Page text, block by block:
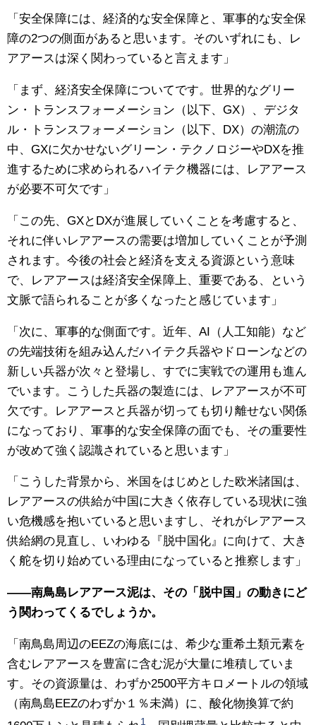
「安全保障には、経済的な安全保障と、軍事的な安全保
障の2つの側面があると思います。そのいずれにも、レ
アアースは深く関わっていると言えます」
「まず、経済安全保障についてです。世界的なグリー
ン・トランスフォーメーション（以下、GX）、デジタ
ル・トランスフォーメーション（以下、DX）の潮流の
中、GXに欠かせないグリーン・テクノロジーやDXを推
進するために求められるハイテク機器には、レアアース
が必要不可欠です」
「この先、GXとDXが進展していくことを考慮すると、
それに伴いレアアースの需要は増加していくことが予測
されます。今後の社会と経済を支える資源という意味
で、レアアースは経済安全保障上、重要である、という
文脈で語られることが多くなったと感じています」
「次に、軍事的な側面です。近年、AI（人工知能）など
の先端技術を組み込んだハイテク兵器やドローンなどの
新しい兵器が次々と登場し、すでに実戦での運用も進ん
でいます。こうした兵器の製造には、レアアースが不可
欠です。レアアースと兵器が切っても切り離せない関係
になっており、軍事的な安全保障の面でも、その重要性
が改めて強く認識されていると思います」
「こうした背景から、米国をはじめとした欧米諸国は、
レアアースの供給が中国に大きく依存している現状に強
い危機感を抱いていると思いますし、それがレアアース
供給網の見直し、いわゆる『脱中国化』に向けて、大き
く舵を切り始めている理由になっていると推察します」
——南鳥島レアアース泥は、その「脱中国」の動きにど
う関わってくるでしょうか。
「南鳥島周辺のEEZの海底には、希少な重希土類元素を
含むレアアースを豊富に含む泥が大量に堆積していま
す。その資源量は、わずか2500平方キロメートルの領域
（南鳥島EEZのわずか１％未満）に、酸化物換算で約
1